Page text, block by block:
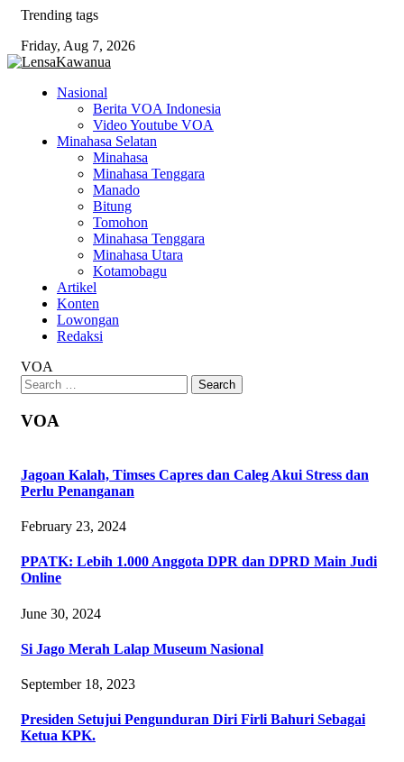
Skip
content
Trending tags
Friday, Aug 7, 2026
Nasional
Berita VOA Indonesia
Video Youtube VOA
Minahasa Selatan
Minahasa
Minahasa Tenggara
Manado
Bitung
Tomohon
Minahasa Tenggara
Minahasa Utara
Kotamobagu
Artikel
Konten
Lowongan
Redaksi
VOA
Search
for:
VOA
Jagoan Kalah, Timses Capres dan Caleg Akui Stress dan
Perlu Penanganan
February 23, 2024
PPATK: Lebih 1.000 Anggota DPR dan DPRD Main Judi
Online
June 30, 2024
Si Jago Merah Lalap Museum Nasional
September 18, 2023
Presiden Setujui Pengunduran Diri Firli Bahuri Sebagai
Ketua KPK.